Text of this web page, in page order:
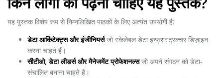
यह पुस्तक विशेष रूप से निम्नलिखित पाठकों के लिए अत्यंत उपयोगी है:
डेटा आर्किटेक्ट्स और इंजीनियर्सजो स्केलेबल डेटा इन्फ्रास्ट्रक्चर डिज़ाइन
करना चाहते हैं।
सीटीओ, डेटा लीडर्स और मैनेजमेंट प्रोफेशनल्सजो अपने संगठन को डेटा-
संचालित बनाना चाहते हैं।